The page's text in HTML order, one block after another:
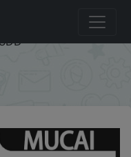
LGA 1155 Kit
And 3rd